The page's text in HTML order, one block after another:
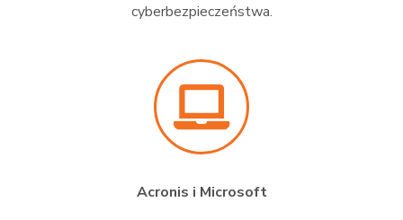
cyberbezpieczeństwa.
Acronis i Microsoft